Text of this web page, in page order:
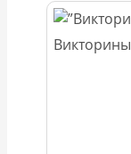
Викторины